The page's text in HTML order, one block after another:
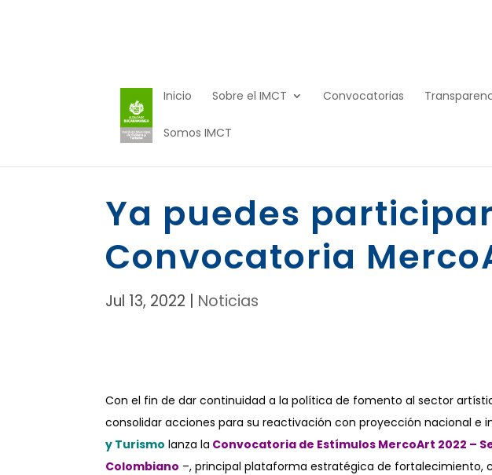
Inicio Sobre el IMCT Convocatorias
Somos IMCT
Ya puedes
Convocatoria
Jul 13, 2022 Noticias
Con el fin de dar continuidad a la política de fomento al sector
consolidar acciones para su reactivación con proyección nacional e
y Turismo lanza la Convocatoria de Estímulos MercoArt 2022 –
Colombiano –, principal plataforma estratégica de fortalecimiento,